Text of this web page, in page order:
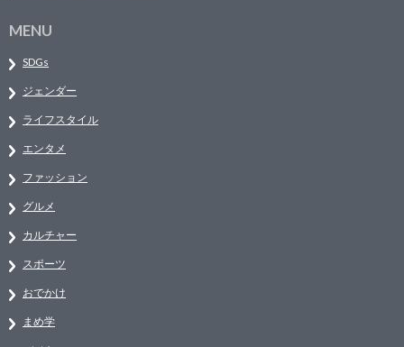
MENU
SDGs
ジェンダー
ライフスタイル
エンタメ
ファッション
グルメ
カルチャー
スポーツ
おでかけ
まめ学